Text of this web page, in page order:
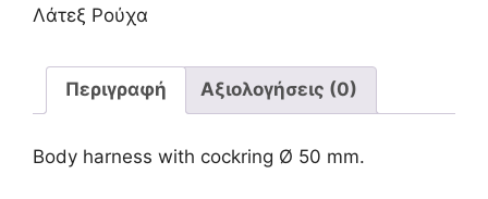
Λάτεξ Ρούχα
Περιγραφή Αξιολογήσεις (0)
Body harness with cockring Ø 50 mm.